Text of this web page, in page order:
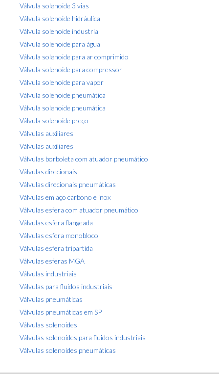
Válvula solenoide 3 vias
Válvula solenoide hidráulica
Válvula solenoide industrial
Válvula solenoide para água
Válvula solenoide para ar comprimido
Válvula solenoide para compressor
Válvula solenoide para vapor
Válvula solenoide pneumática
Válvula solenoide pneumática
Válvula solenoide preço
Válvulas auxiliares
Válvulas auxiliares
Válvulas borboleta com atuador pneumático
Válvulas direcionais
Válvulas direcionais pneumáticas
Válvulas em aço carbono e inox
Válvulas esfera com atuador pneumático
Válvulas esfera flangeada
Válvulas esfera monobloco
Válvulas esfera tripartida
Válvulas esferas MGA
Válvulas industriais
Válvulas para fluidos industriais
Válvulas pneumáticas
Válvulas pneumáticas em SP
Válvulas solenoides
Válvulas solenoides para fluidos industriais
Válvulas solenoides pneumáticas